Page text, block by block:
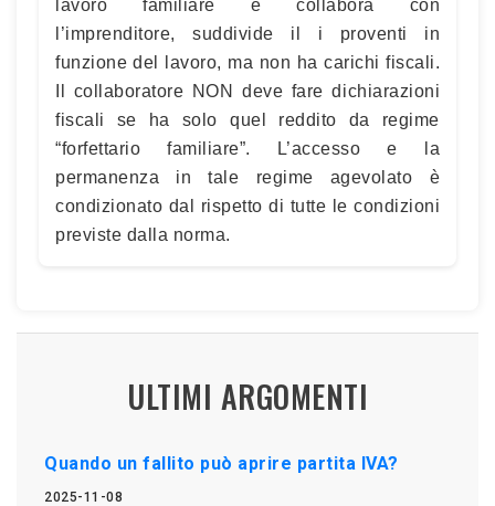
lavoro familiare e collabora con
l’imprenditore, suddivide il i proventi in
funzione del lavoro, ma non ha carichi fiscali.
Il collaboratore NON deve fare dichiarazioni
fiscali se ha solo quel reddito da regime
“forfettario familiare”. L’accesso e la
permanenza in tale regime agevolato è
condizionato dal rispetto di tutte le condizioni
previste dalla norma.
ULTIMI ARGOMENTI
Quando un fallito può aprire partita IVA?
2025-11-08